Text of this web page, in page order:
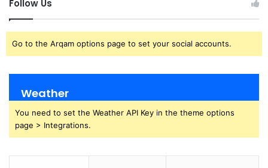
Follow Us
Go to the Arqam options page to set your social accounts.
Weather
You need to set the Weather API Key in the theme options
page > Integrations.